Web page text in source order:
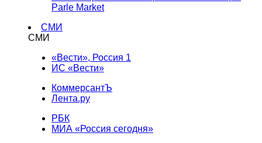
Parle Market
СМИ
СМИ
«Вести», Россия 1
ИС «Вести»
КоммерсантЪ
Лента.ру
РБК
МИА «Россия сегодня»